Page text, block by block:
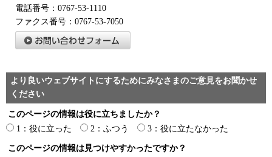
電話番号：0767-53-1110
ファクス番号：0767-53-7050
より良いウェブサイトにするためにみなさまのご意見をお聞かせ
ください
このページの情報は役に立ちましたか？
1：役に立った
2：ふつう 3：役に立たなかった
このページの情報は見つけやすかったですか？